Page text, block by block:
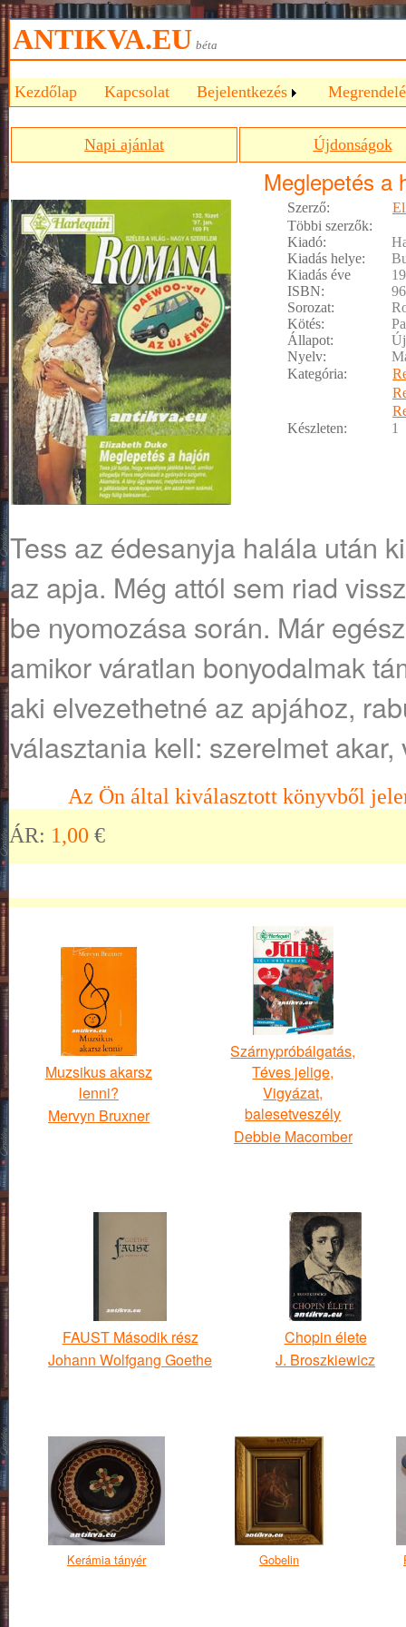
ANTIKVA.EU béta
Kezdőlap Kapcsolat Bejelentkezés
Napi ajánlat Újdonságok
Meglepetés a
Szerző:
Többi szerzők:
Kiadó:
Kiadás helye:
Kiadás éve
ISBN:
Sorozat:
Kötés:
Állapot:
Nyelv:
Kategória:
Készleten:
1
Tess az édesanyja halála után
az apja. Még attól sem riad
be nyomozása során. Már
amikor váratlan bonyodalmak
aki elvezethetné az apjához,
választania kell: szerelmet akar,
Az Ön által kiválasztott könyvből
ÁR: 1,00 €
Muzsikus akarsz
lenni?
Mervyn Bruxner
Szárnypróbálgatás,
Téves jelige,
Vigyázat,
balesetveszély
Debbie Macomber
FAUST Második rész
Johann Wolfgang Goethe
Chopin élete
J. Broszkiewicz
Kerámia tányér Gobelin